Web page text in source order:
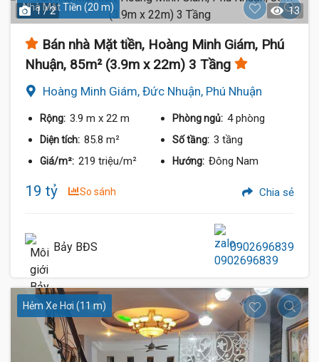
Nhà Mặt Tiền (20 m)
1 / 2 13
Bán nhà Mặt tiền, Hoàng Minh Giám, Phú
Nhuận, 85m² (3.9m x 22m) 3 Tầng
Hoàng Minh Giám, Đức Nhuận, Phú Nhuận
Rộng: 3.9 m x 22 m Phòng ngủ: 4 phòng
Diện tích: 85.8 m² Số tầng: 3 tầng
Giá/m²: 219 triệu/m² Hướng: Đông Nam
19 tỷ So sánh Chia sẻ
Bảy BĐS 0902696839
Hẻm Xe Hơi (11 m)